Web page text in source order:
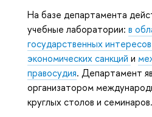
На базе департамента
учебные лаборатории: в
государственных
экономических санкций и
правосудия. Департамент
организатором
круглых столов и семинаров.